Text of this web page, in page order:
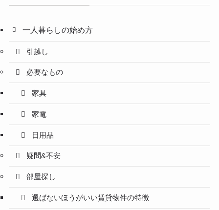
一人暮らしの始め方
引越し
必要なもの
家具
家電
日用品
疑問&不安
部屋探し
選ばないほうがいい賃貸物件の特徴